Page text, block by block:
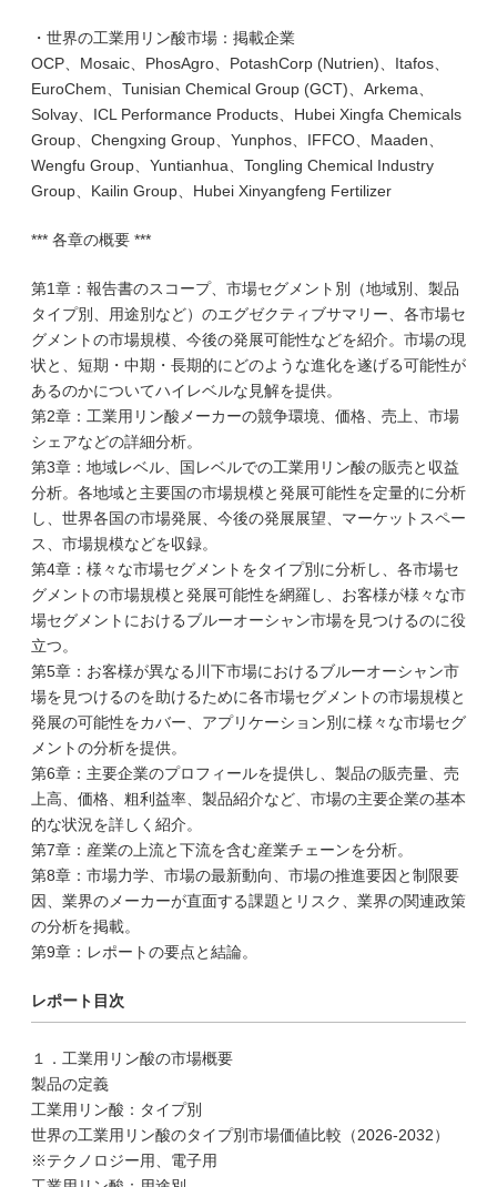
・世界の工業用リン酸市場：掲載企業
OCP、Mosaic、PhosAgro、PotashCorp (Nutrien)、Itafos、
EuroChem、Tunisian Chemical Group (GCT)、Arkema、
Solvay、ICL Performance Products、Hubei Xingfa Chemicals
Group、Chengxing Group、Yunphos、IFFCO、Maaden、
Wengfu Group、Yuntianhua、Tongling Chemical Industry
Group、Kailin Group、Hubei Xinyangfeng Fertilizer
*** 各章の概要 ***
第1章：報告書のスコープ、市場セグメント別（地域別、製品
タイプ別、用途別など）のエグゼクティブサマリー、各市場セ
グメントの市場規模、今後の発展可能性などを紹介。市場の現
状と、短期・中期・長期的にどのような進化を遂げる可能性が
あるのかについてハイレベルな見解を提供。
第2章：工業用リン酸メーカーの競争環境、価格、売上、市場
シェアなどの詳細分析。
第3章：地域レベル、国レベルでの工業用リン酸の販売と収益
分析。各地域と主要国の市場規模と発展可能性を定量的に分析
し、世界各国の市場発展、今後の発展展望、マーケットスペー
ス、市場規模などを収録。
第4章：様々な市場セグメントをタイプ別に分析し、各市場セ
グメントの市場規模と発展可能性を網羅し、お客様が様々な市
場セグメントにおけるブルーオーシャン市場を見つけるのに役
立つ。
第5章：お客様が異なる川下市場におけるブルーオーシャン市
場を見つけるのを助けるために各市場セグメントの市場規模と
発展の可能性をカバー、アプリケーション別に様々な市場セグ
メントの分析を提供。
第6章：主要企業のプロフィールを提供し、製品の販売量、売
上高、価格、粗利益率、製品紹介など、市場の主要企業の基本
的な状況を詳しく紹介。
第7章：産業の上流と下流を含む産業チェーンを分析。
第8章：市場力学、市場の最新動向、市場の推進要因と制限要
因、業界のメーカーが直面する課題とリスク、業界の関連政策
の分析を掲載。
第9章：レポートの要点と結論。
レポート目次
１．工業用リン酸の市場概要
製品の定義
工業用リン酸：タイプ別
世界の工業用リン酸のタイプ別市場価値比較（2026-2032）
※テクノロジー用、電子用